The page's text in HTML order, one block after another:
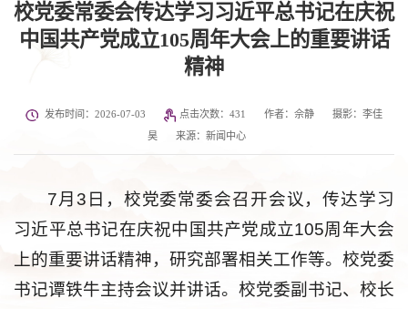
​校党委常委会传达学习习近平总书记在庆祝
中国共产党成立105周年大会上的重要讲话
精神
发布时间：2026-07-03 点击次数：431 作者：佘静
摄影：李佳
昊
来源：新闻中心
7月3日，校党委常委会召开会议，传达学习
习近平总书记在庆祝中国共产党成立105周年大会
上的重要讲话精神，研究部署相关工作等。校党委
书记谭铁牛主持会议并讲话。校党委副书记、校长